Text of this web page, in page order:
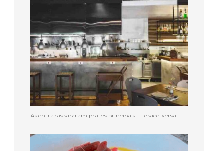
As entradas viraram pratos principais — e vice-versa